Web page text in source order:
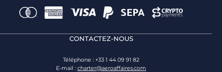
CONTACTEZ-NOUS
Téléphone : +33 1 44 09 91 82
E-mail : charter@aeroaffaires.com